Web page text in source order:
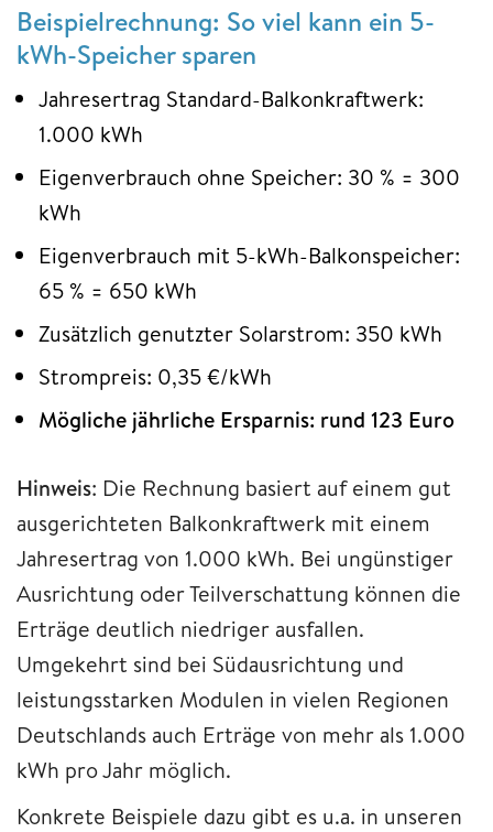
Beispielrechnung: So viel kann ein 5-
kWh-Speicher sparen
Jahresertrag Standard-Balkonkraftwerk:
1.000 kWh
Eigenverbrauch ohne Speicher: 30 % = 300
kWh
Eigenverbrauch mit 5-kWh-Balkonspeicher:
65 % = 650 kWh
Zusätzlich genutzter Solarstrom: 350 kWh
Strompreis: 0,35 €/kWh
Mögliche jährliche Ersparnis: rund 123 Euro
Hinweis: Die Rechnung basiert auf einem gut
ausgerichteten Balkonkraftwerk mit einem
Jahresertrag von 1.000 kWh. Bei ungünstiger
Ausrichtung oder Teilverschattung können die
Erträge deutlich niedriger ausfallen.
Umgekehrt sind bei Südausrichtung und
leistungsstarken Modulen in vielen Regionen
Deutschlands auch Erträge von mehr als 1.000
kWh pro Jahr möglich.
Konkrete Beispiele dazu gibt es u.a. in unseren